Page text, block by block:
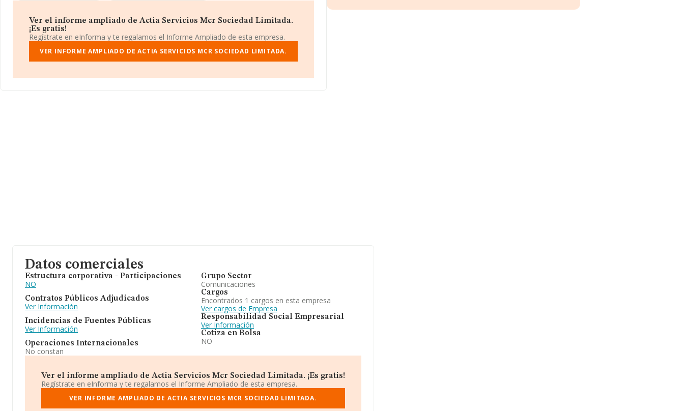
nacional la facturación asciende a 12.202 millones de euros y la media de facturación de
ventas entre todas las compañías alcanza los 526 mil euros. Teniendo en cuenta la
información sobre Castellón, en la base de datos de INFORMA aparecen 217 empresas,
con ventas de 14 millones de euros. Por último, con el fin de ampliar la información
relativa al ámbito de la empresa, los empleados de media son 5; la antigüedad alcanza los
10 años desde la constitución.
Ver el informe ampliado de Actia Servicios Mcr Sociedad Limitada.
¡Es gratis!
Regístrate en eInforma y te regalamos el Informe Ampliado de esta empresa.
VER INFORME AMPLIADO DE ACTIA SERVICIOS MCR SOCIEDAD LIMITADA.
Datos comerciales
Estructura corporativa - Participaciones
NO
Contratos Públicos Adjudicados
Ver Información
Incidencias de Fuentes Públicas
Ver Información
Operaciones Internacionales
No constan
Grupo Sector
Comunicaciones
Cargos
Encontrados 1 cargos en esta empresa
Ver cargos de Empresa
Responsabilidad Social Empresarial
Ver Información
Cotiza en Bolsa
NO
Ver el informe ampliado de Actia Servicios Mcr Sociedad Limitada. ¡Es gratis!
Regístrate en eInforma y te regalamos el Informe Ampliado de esta empresa.
VER INFORME AMPLIADO DE ACTIA SERVICIOS MCR SOCIEDAD LIMITADA.